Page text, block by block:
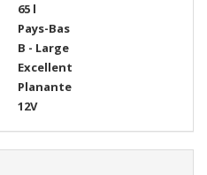
65 l
Pays-Bas
B - Large
Excellent
Planante
12V